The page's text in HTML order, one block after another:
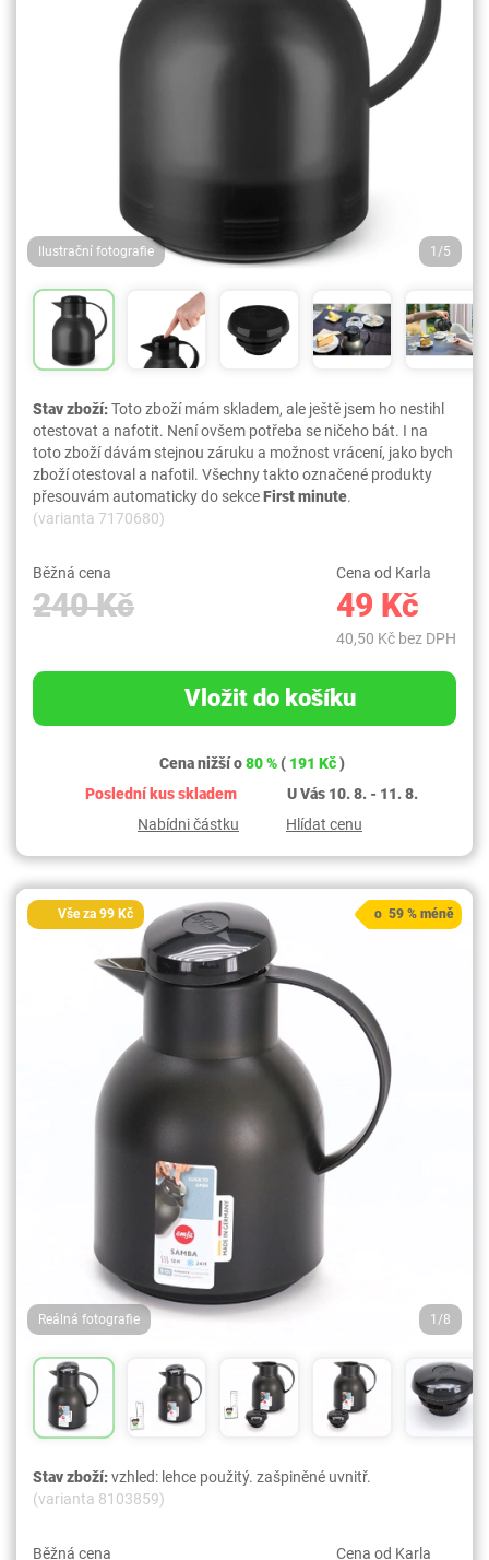
Ilustrační fotografie 1/5
Stav zboží:Toto zboží mám skladem, ale ještě jsem ho nestihl
otestovat a nafotit. Není ovšem potřeba se ničeho bát. I na
toto zboží dávám stejnou záruku a možnost vrácení, jako bych
zboží otestoval a nafotil. Všechny takto označené produkty
přesouvám automaticky do sekceFirst minute.
(varianta 7170680)
Běžná cena
240 Kč
Cena od Karla
49 Kč
40,50 Kč bez DPH
Vložit do košíku
Cena nižší o80 %(191 Kč)
Poslední kus skladem
U Vás 10. 8. - 11. 8.
Nabídni částku
Hlídat cenu
Vše za 99 Kč
Reálná fotografie 1/8
o 59 % méně
Stav zboží:vzhled: lehce použitý. zašpiněné uvnitř.
(varianta 8103859)
Běžná cena Cena od Karla